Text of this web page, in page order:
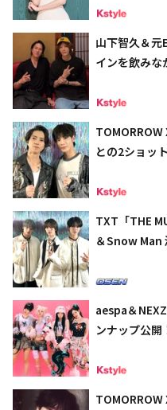
山下智久＆元
インを飲みな
との2ショッ
TXT「THE
＆Snow Man
aespa＆
ンナップ公